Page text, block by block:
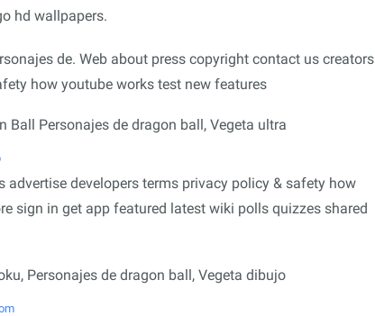
hd wallpapers.
de. Web about press copyright contact us creators
how youtube works test new features
developers terms privacy policy & safety how
sign in get app featured latest wiki polls quizzes shared